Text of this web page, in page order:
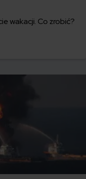
wakacji. Co zrobić?